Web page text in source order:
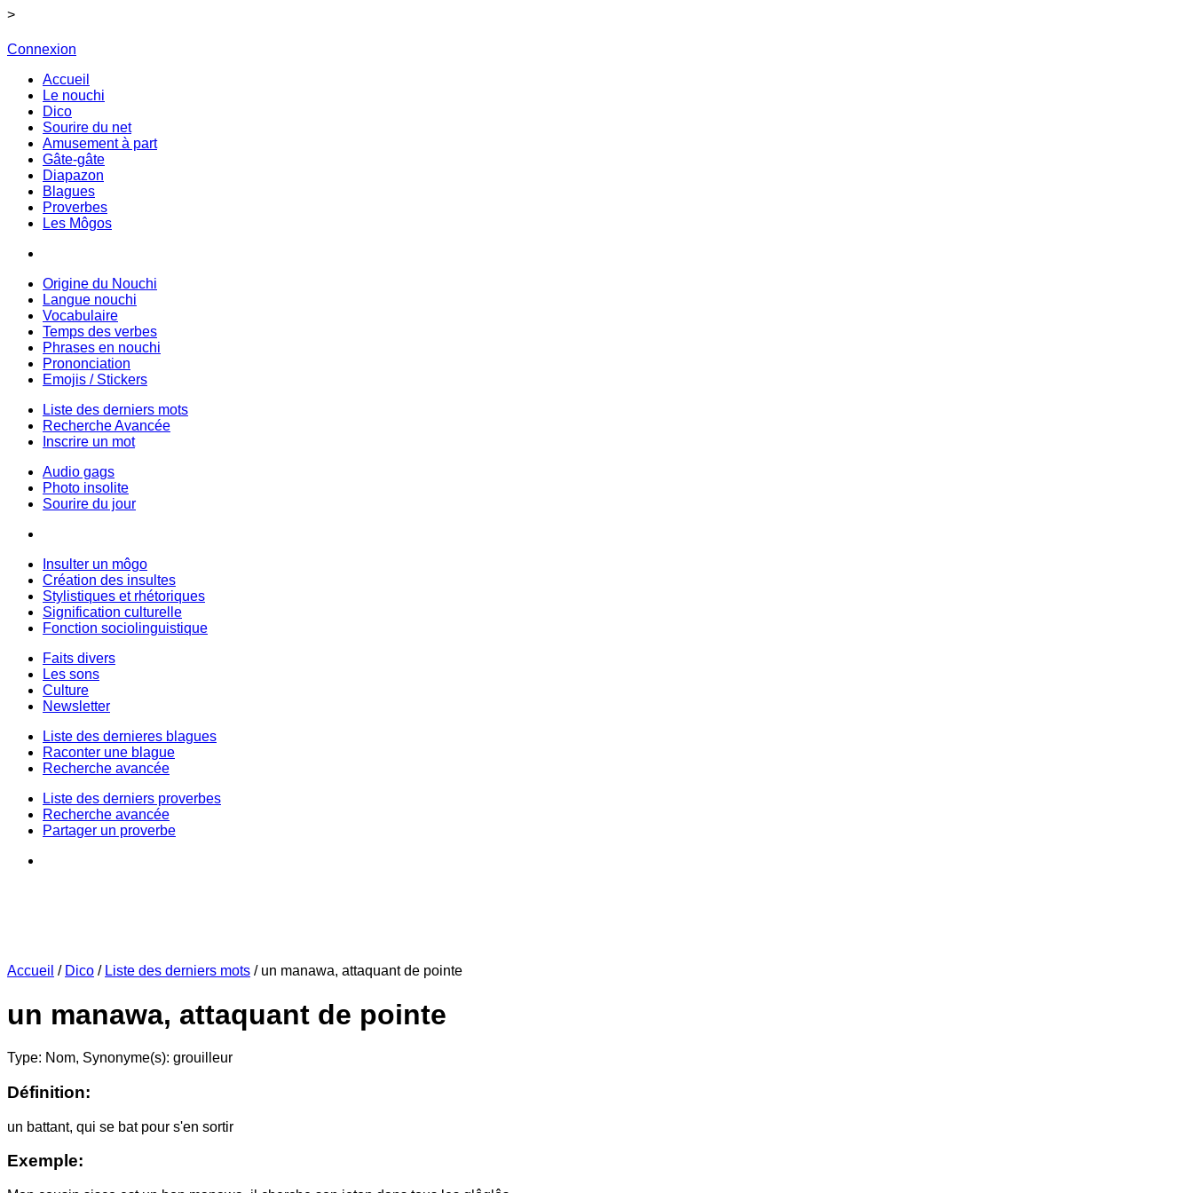
>
Connexion
Accueil
Le nouchi
Dico
Sourire du net
Amusement à part
Gâte-gâte
Diapazon
Blagues
Proverbes
Les Môgos
Origine du Nouchi
Langue nouchi
Vocabulaire
Temps des verbes
Phrases en nouchi
Prononciation
Emojis / Stickers
Liste des derniers mots
Recherche Avancée
Inscrire un mot
Audio gags
Photo insolite
Sourire du jour
Insulter un môgo
Création des insultes
Stylistiques et rhétoriques
Signification culturelle
Fonction sociolinguistique
Faits divers
Les sons
Culture
Newsletter
Liste des dernieres blagues
Raconter une blague
Recherche avancée
Liste des derniers proverbes
Recherche avancée
Partager un proverbe
Accueil / Dico / Liste des derniers mots / un manawa, attaquant de pointe
un manawa, attaquant de pointe
Type: Nom, Synonyme(s): grouilleur
Définition:
un battant, qui se bat pour s'en sortir
Exemple: